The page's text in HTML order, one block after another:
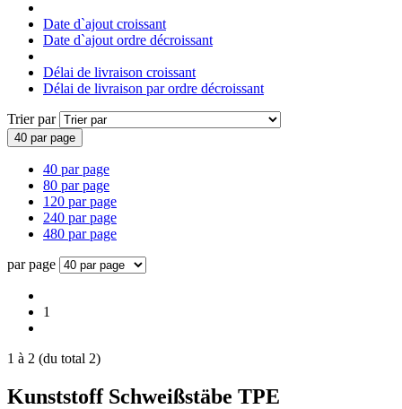
Date d`ajout croissant
Date d`ajout ordre décroissant
Délai de livraison croissant
Délai de livraison par ordre décroissant
Trier par
40 par page
40 par page
80 par page
120 par page
240 par page
480 par page
par page
1
1 à 2 (du total 2)
Kunststoff Schweißstäbe TPE